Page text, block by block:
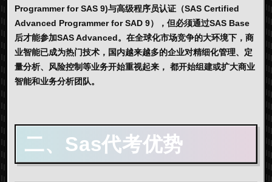
Programmer for SAS 9)与高级程序员认证（SAS Certified
Advanced Programmer for SAD 9），但必须通过SAS Base
后才能参加SAS Advanced。在全球化市场竞争的大环境下，商
业智能已成为热门技术，国内越来越多的企业对精细化管理、定
量分析、风险控制等业务开始重视起来， 都开始组建或扩大商业
智能和业务分析团队。
二、Sas代考优势